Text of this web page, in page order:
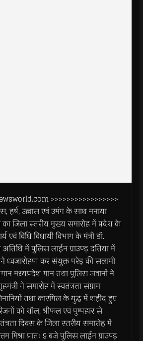
>>>>>>>>>>>>>>>>>
हर्ष, उल्लास एवं उमंग के साथ मनाया
का जिला स्तरीय मुख्य समारोह में प्रदेश के
विधि विधायी विभाग के मंत्री डॉ.
अतिथि में पुलिस लाईन ग्राउण्ड़ दतिया में
ने ध्वजारोहण कर संयुक्त परेड़ की सलामी
मध्यप्रदेश गान तथा पुलिस जवानों ने
ने समारोह में स्वतंत्रता संग्राम
तथा कारगिल के युद्ध में शहीद हुए
को शॉल, श्रीफल एवं पुष्पहार से
दिवस के जिला स्तरीय समारोह में
मिश्रा प्रातः 9 बजे पुलिस लाईन ग्राउण्ड़